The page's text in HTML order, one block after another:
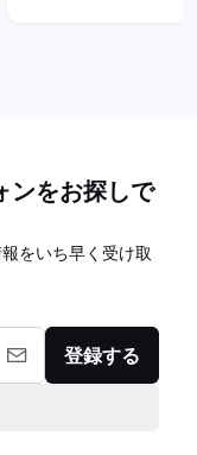
ンをお探しで
をいち早く受け取
登録する